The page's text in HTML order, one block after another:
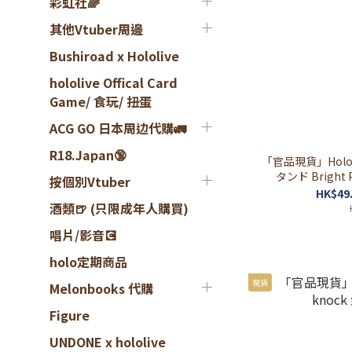
其他Vtuber周邊
Bushiroad x Hololive
hololive Offical Card
Game/ 食玩/ 扭蛋
ACG GO 日本周边代購🚛
R18.Japan🔞
按個別Vtuber
酒類🍺 (只限成年人購買)
唱片/影音💽
holo定期商品
Melonbooks 代購
Figure
UNDONE x hololive
「官品現貨」Hololive ホロライブ
タンド Bright
現貨